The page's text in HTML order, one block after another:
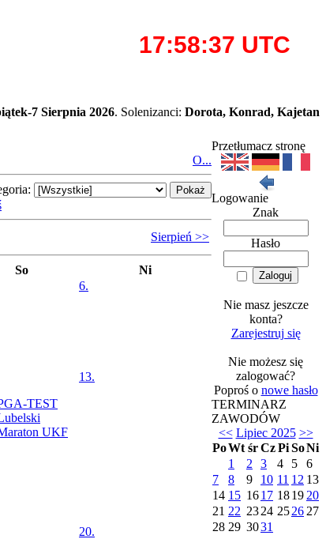
7 Sierpnia 2026. Solenizanci: Dorota, Konrad, Kajetan
O...
Sierpień >>
So
Ni
6.
TEST
UKF
13.
20.
Przetłumacz stronę
Logowanie
Znak
Hasło
Nie masz jeszcze
konta?
Zarejestruj się
Nie możesz się
zalogować?
Poproś o nowe hasło
TERMINARZ
ZAWODÓW
<< Lipiec 2025 >>
PoWt śr CzPiSoNi
1
2 3 4 5
6
7
8 9 10 11 12 13
14 15 1617 1819 20
21 22 2324 2526 27
28 29 3031